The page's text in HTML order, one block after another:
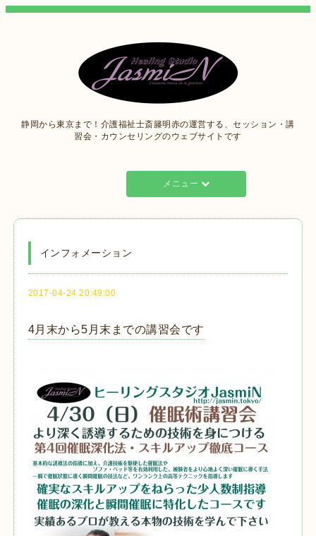
静岡から東京まで！介護福祉士斎籐明赤の運営する、セッション・講
習会・カウンセリングのウェブサイトです
メニュー
インフォメーション
2017-04-24 20:49:00
4月末から5月末までの講習会です